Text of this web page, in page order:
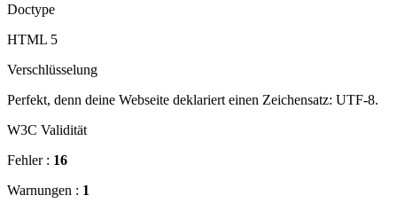
Doctype
HTML 5
Verschlüsselung
Perfekt, denn deine Webseite deklariert einen Zeichensatz: UTF-8.
W3C Validität
Fehler : 16
Warnungen : 1